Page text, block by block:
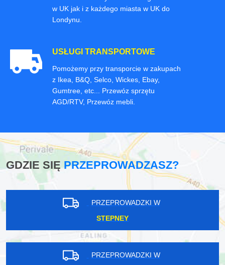
w UK jak i z każdego miasta w UK do
Londynu.
USŁUGI TRANSPORTOWE
Pomożemy przy transporcie w zakupach
z Ikea, B&Q, Selco, Wickes, Ebay,
Gumtree, etc... Przewóz sprzętu
AGD/RTV, Przewóz mebli.
GDZIE SIĘPRZEPROWADZASZ?
PRZEPROWADZKI W
STEPNEY
PRZEPROWADZKI W